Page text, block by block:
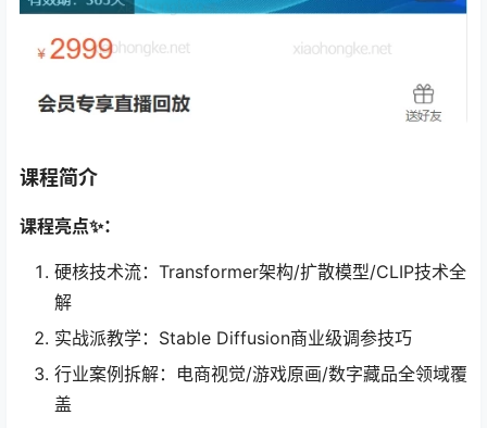
课程简介
课程亮点✨：
硬核技术流：Transformer架构/扩散模型/CLIP技术全
解
实战派教学：Stable Diffusion商业级调参技巧
行业案例拆解：电商视觉/游戏原画/数字藏品全领域覆
盖